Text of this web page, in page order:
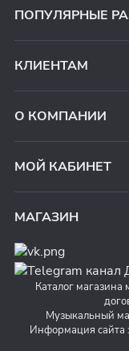
ПОПУЛЯРНЫЕ
КЛИЕНТАМ
О КОМПАНИИ
МОЙ КАБИНЕТ
МАГАЗИН
Каталог магазина
Музыкальный
Информация сайта